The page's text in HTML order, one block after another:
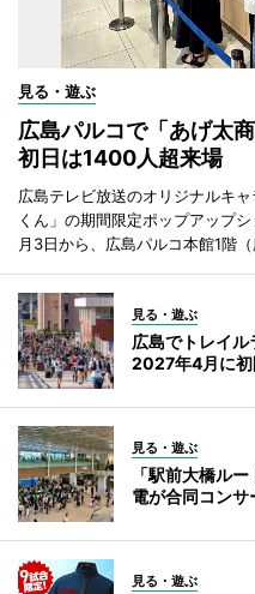
見る・遊ぶ
広島パルコで「あげ太
初日は1400人超来場
広島テレビ放送のオリジナルキ
くん」の期間限定ポップアップ
月3日から、広島パルコ本館1階
見る・遊ぶ
広島でトレイ
2027年4月に初
見る・遊ぶ
「駅前大橋ル
電が合同コンサ
見る・遊ぶ